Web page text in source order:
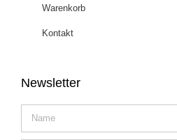
Warenkorb
Kontakt
Newsletter